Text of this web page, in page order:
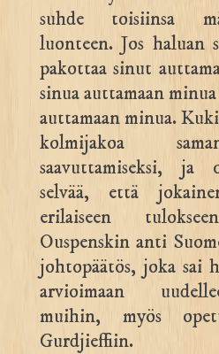
suhde toisiinsa
luonteen. Jos haluan
pakottaa sinut
sinua auttamaan
auttamaan minua.
kolmijakoa
saavuttamiseksi, ja
selvää, että
erilaiseen
Ouspenskin anti
johtopäätös, joka sai
arvioimaan
muihin, myös
Gurdjieffiin.